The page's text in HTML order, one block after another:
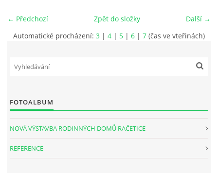
VIZUALIZACE VÝSTAVBY V RAČETICÍCH
Vlastislav Hofman jednatel firmy
← Předchozí Další →
Zpět do složky
Automatické procházení: 3 | 4 | 5 | 6 | 7 (čas ve vteřinách)
FOTOALBUM
NOVÁ VÝSTAVBA RODINNÝCH DOMŮ RAČETICE
REFERENCE